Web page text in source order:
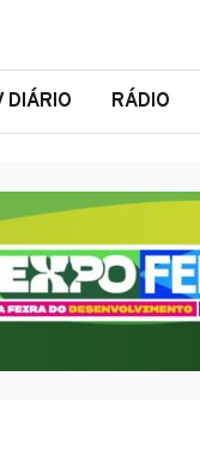
DIÁRIO RÁDIO